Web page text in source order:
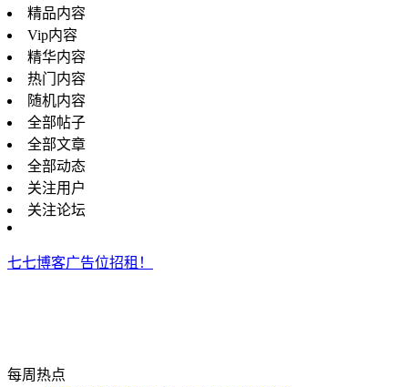
精品内容
Vip内容
精华内容
热门内容
随机内容
全部帖子
全部文章
全部动态
关注用户
关注论坛
七七博客广告位招租！
每周热点